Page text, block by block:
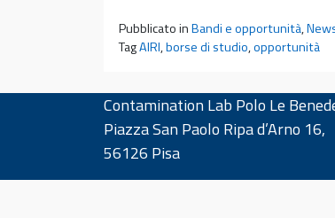
Pubblicato inBandi e opportunità,
TagAIRI,borse di studio,opportunità
Contamination Lab Polo Le
Piazza San Paolo Ripa d’Arno 16,
56126 Pisa